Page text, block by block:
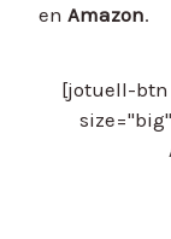
en Amazon.
[jotuell-btn